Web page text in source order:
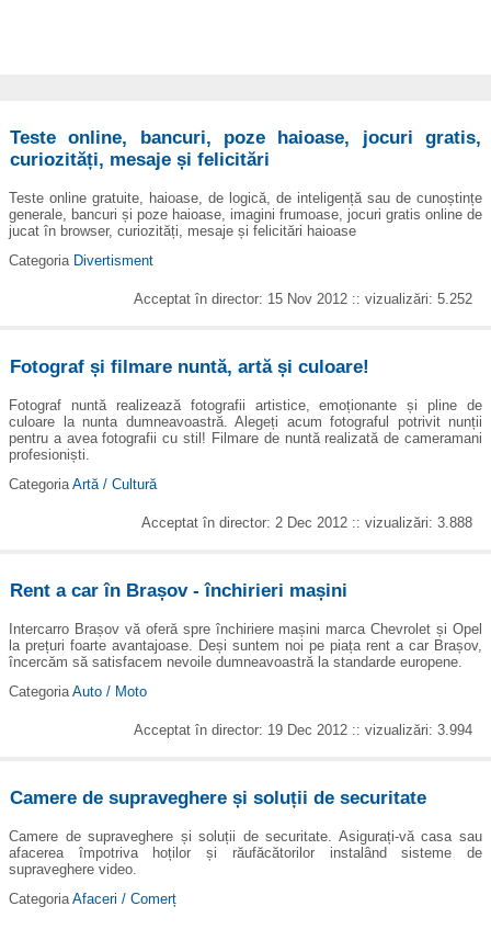
Teste online, bancuri, poze haioase, jocuri gratis,
curiozități, mesaje și felicitări
Teste online gratuite, haioase, de logică, de inteligență sau de cunoștințe
generale, bancuri și poze haioase, imagini frumoase, jocuri gratis online de
jucat în browser, curiozități, mesaje și felicitări haioase
Categoria Divertisment
Acceptat în director: 15 Nov 2012 :: vizualizări: 5.252
Fotograf și filmare nuntă, artă și culoare!
Fotograf nuntă realizează fotografii artistice, emoționante și pline de
culoare la nunta dumneavoastră. Alegeți acum fotograful potrivit nunții
pentru a avea fotografii cu stil! Filmare de nuntă realizată de cameramani
profesioniști.
Categoria Artă / Cultură
Acceptat în director: 2 Dec 2012 :: vizualizări: 3.888
Rent a car în Brașov - închirieri mașini
Intercarro Brașov vă oferă spre închiriere mașini marca Chevrolet și Opel
la prețuri foarte avantajoase. Deși suntem noi pe piața rent a car Brașov,
încercăm să satisfacem nevoile dumneavoastră la standarde europene.
Categoria Auto / Moto
Acceptat în director: 19 Dec 2012 :: vizualizări: 3.994
Camere de supraveghere și soluții de securitate
Camere de supraveghere și soluții de securitate. Asigurați-vă casa sau
afacerea împotriva hoților și răufăcătorilor instalând sisteme de
supraveghere video.
Categoria Afaceri / Comerț